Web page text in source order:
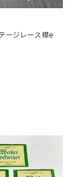
ージレース襟e